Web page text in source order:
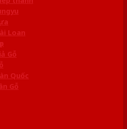
Loan
Gỗ
Quốc
Gỗ